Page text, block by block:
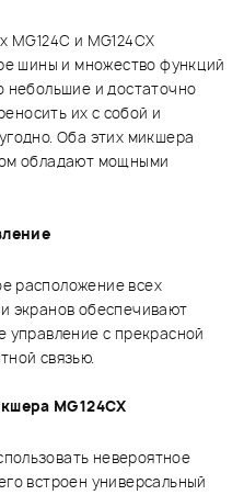
и MG124CX
шины и множество функций
небольшие и достаточно
их с собой и
Оба этих микшера
обладают мощными
расположение всех
экранов обеспечивают
управление с прекрасной
связью.
MG124CX
невероятное
встроен универсальный